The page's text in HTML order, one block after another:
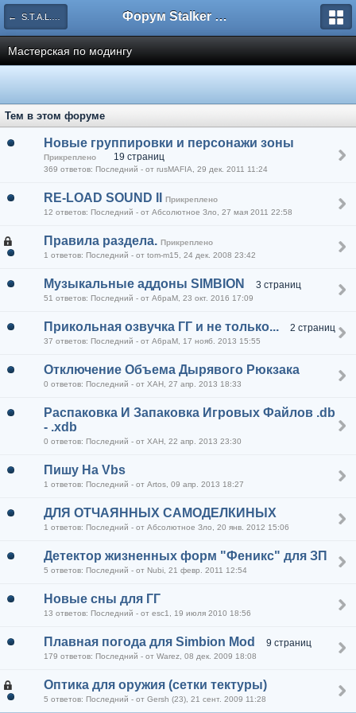
← S.T.A.L.K.E.R. Форум Stalker Simbion Mod
Мастерская по модингу
Тем в этом форуме
Новые группировки и персонажи зоны
Прикреплено 19 страниц
369 ответов: Последний - от rusMAFIA, 29 дек. 2011 11:24
RE-LOAD SOUND II
Прикреплено
12 ответов: Последний - от Абсолютное Зло, 27 мая 2011 22:58
Правила раздела. Прикреплено
1 ответов: Последний - от tom-m15, 24 дек. 2008 23:42
Музыкальные аддоны SIMBION 3 страниц
51 ответов: Последний - от A6paM, 23 окт. 2016 17:09
Прикольная озвучка ГГ и не только... 2 страниц
37 ответов: Последний - от A6paM, 17 нояб. 2013 15:55
Отключение Объема Дырявого Рюкзака
0 ответов: Последний - от XAH, 27 апр. 2013 18:33
Распаковка И Запаковка Игровых Файлов .db
- .xdb
0 ответов: Последний - от XAH, 22 апр. 2013 23:30
Пишу На Vbs
1 ответов: Последний - от Artos, 09 апр. 2013 18:27
ДЛЯ ОТЧАЯННЫХ САМОДЕЛКИНЫХ
1 ответов: Последний - от Абсолютное Зло, 20 янв. 2012 15:06
Детектор жизненных форм "Феникс" для ЗП
5 ответов: Последний - от Nubi, 21 февр. 2011 12:54
Новые сны для ГГ
13 ответов: Последний - от esc1, 19 июля 2010 18:56
Плавная погода для Simbion Mod 9 страниц
179 ответов: Последний - от Warez, 08 дек. 2009 18:08
Оптика для оружия (сетки тектуры)
5 ответов: Последний - от Gersh (23), 21 сент. 2009 11:28